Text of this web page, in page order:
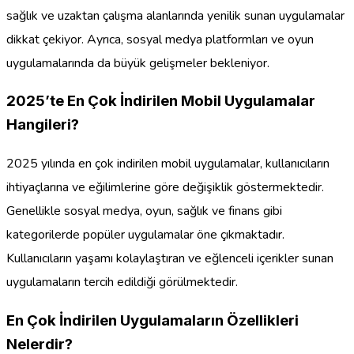
sağlık ve uzaktan çalışma alanlarında yenilik sunan uygulamalar
dikkat çekiyor. Ayrıca, sosyal medya platformları ve oyun
uygulamalarında da büyük gelişmeler bekleniyor.
2025’te En Çok İndirilen Mobil Uygulamalar
Hangileri?
2025 yılında en çok indirilen mobil uygulamalar, kullanıcıların
ihtiyaçlarına ve eğilimlerine göre değişiklik göstermektedir.
Genellikle sosyal medya, oyun, sağlık ve finans gibi
kategorilerde popüler uygulamalar öne çıkmaktadır.
Kullanıcıların yaşamı kolaylaştıran ve eğlenceli içerikler sunan
uygulamaların tercih edildiği görülmektedir.
En Çok İndirilen Uygulamaların Özellikleri
Nelerdir?